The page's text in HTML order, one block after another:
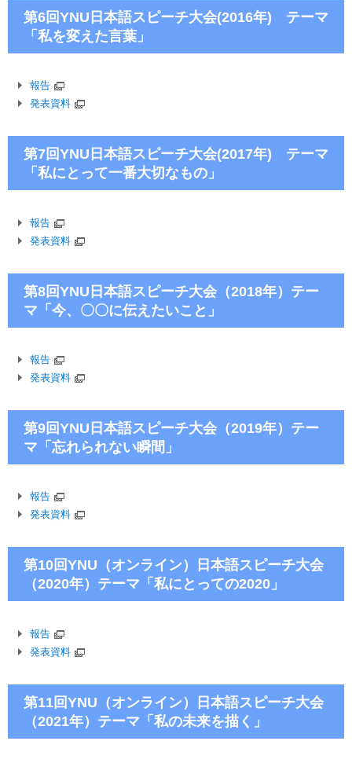
第6回YNU日本語スピーチ大会(2016年) テーマ
「私を変えた言葉」
報告
発表資料
第7回YNU日本語スピーチ大会(2017年) テーマ
「私にとって一番大切なもの」
報告
発表資料
第8回YNU日本語スピーチ大会（2018年）テー
マ「今、〇〇に伝えたいこと」
報告
発表資料
第9回YNU日本語スピーチ大会（2019年）テー
マ「忘れられない瞬間」
報告
発表資料
第10回YNU（オンライン）日本語スピーチ大会
（2020年）テーマ「私にとっての2020」
報告
発表資料
第11回YNU（オンライン）日本語スピーチ大会
（2021年）テーマ「私の未来を描く」